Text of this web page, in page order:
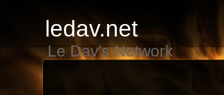
ledav.net
Le Dav's Network